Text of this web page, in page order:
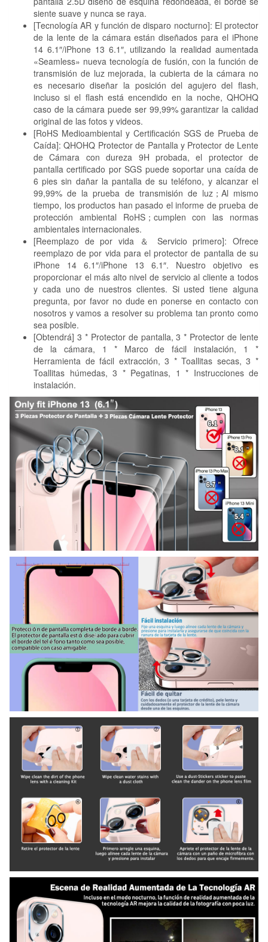
siente suave y nunca se raya.
[Tecnología AR y función de disparo nocturno]: El protector
de la lente de la cámara están diseñados para el iPhone
14 6.1″/iPhone 13 6.1″, utilizando la realidad aumentada
«Seamless» nueva tecnología de fusión, con la función de
transmisión de luz mejorada, la cubierta de la cámara no
es necesario diseñar la posición del agujero del flash,
incluso si el flash está encendido en la noche, QHOHQ
caso de la cámara puede ser 99,99% garantizar la calidad
original de las fotos y videos.
[RoHS Medioambiental y Certificación SGS de Prueba de
Caída]: QHOHQ Protector de Pantalla y Protector de Lente
de Cámara con dureza 9H probada, el protector de
pantalla certificado por SGS puede soportar una caída de
6 pies sin dañar la pantalla de su teléfono, y alcanzar el
99,99% de la prueba de transmisión de luz；Al mismo
tiempo, los productos han pasado el informe de prueba de
protección ambiental RoHS；cumplen con las normas
ambientales internacionales.
[Reemplazo de por vida ＆ Servicio primero]: Ofrece
reemplazo de por vida para el protector de pantalla de su
iPhone 14 6.1″/iPhone 13 6.1″. Nuestro objetivo es
proporcionar el más alto nivel de servicio al cliente a todos
y cada uno de nuestros clientes. Si usted tiene alguna
pregunta, por favor no dude en ponerse en contacto con
nosotros y vamos a resolver su problema tan pronto como
sea posible.
[Obtendrá] 3 * Protector de pantalla, 3 * Protector de lente
de la cámara, 1 * Marco de fácil instalación, 1 *
Herramienta de fácil extracción, 3 * Toallitas secas, 3 *
Toallitas húmedas, 3 * Pegatinas, 1 * Instrucciones de
instalación.